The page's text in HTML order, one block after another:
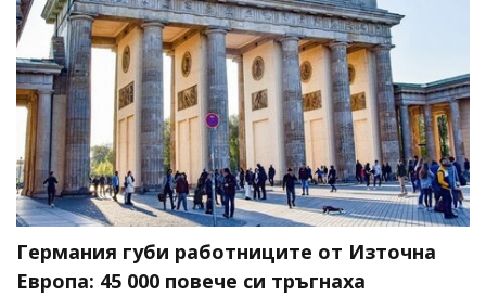
Германия губи работниците от Източна
Европа: 45 000 повече си тръгнаха